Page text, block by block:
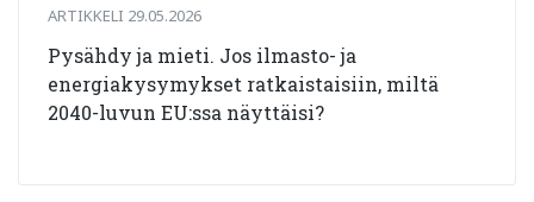
ARTIKKELI 29.05.2026
Pysähdy ja mieti. Jos ilmasto- ja
energiakysymykset ratkaistaisiin, miltä
2040-luvun EU:ssa näyttäisi?